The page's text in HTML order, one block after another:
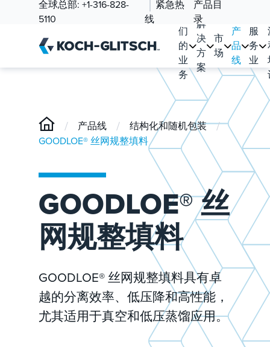
全球总部: +1-316-828-
5110
紧急热
线
产品目
录
们
的
业
务
解
决
方
案
市
场
产
品
线
服
务
业
/ 产品线 / 结构化和随机包装 /
GOODLOE® 丝网规整填料
GOODLOE® 丝
网规整填料
GOODLOE® 丝网规整填料具有卓
越的分离效率、低压降和高性能，
尤其适用于真空和低压蒸馏应用。